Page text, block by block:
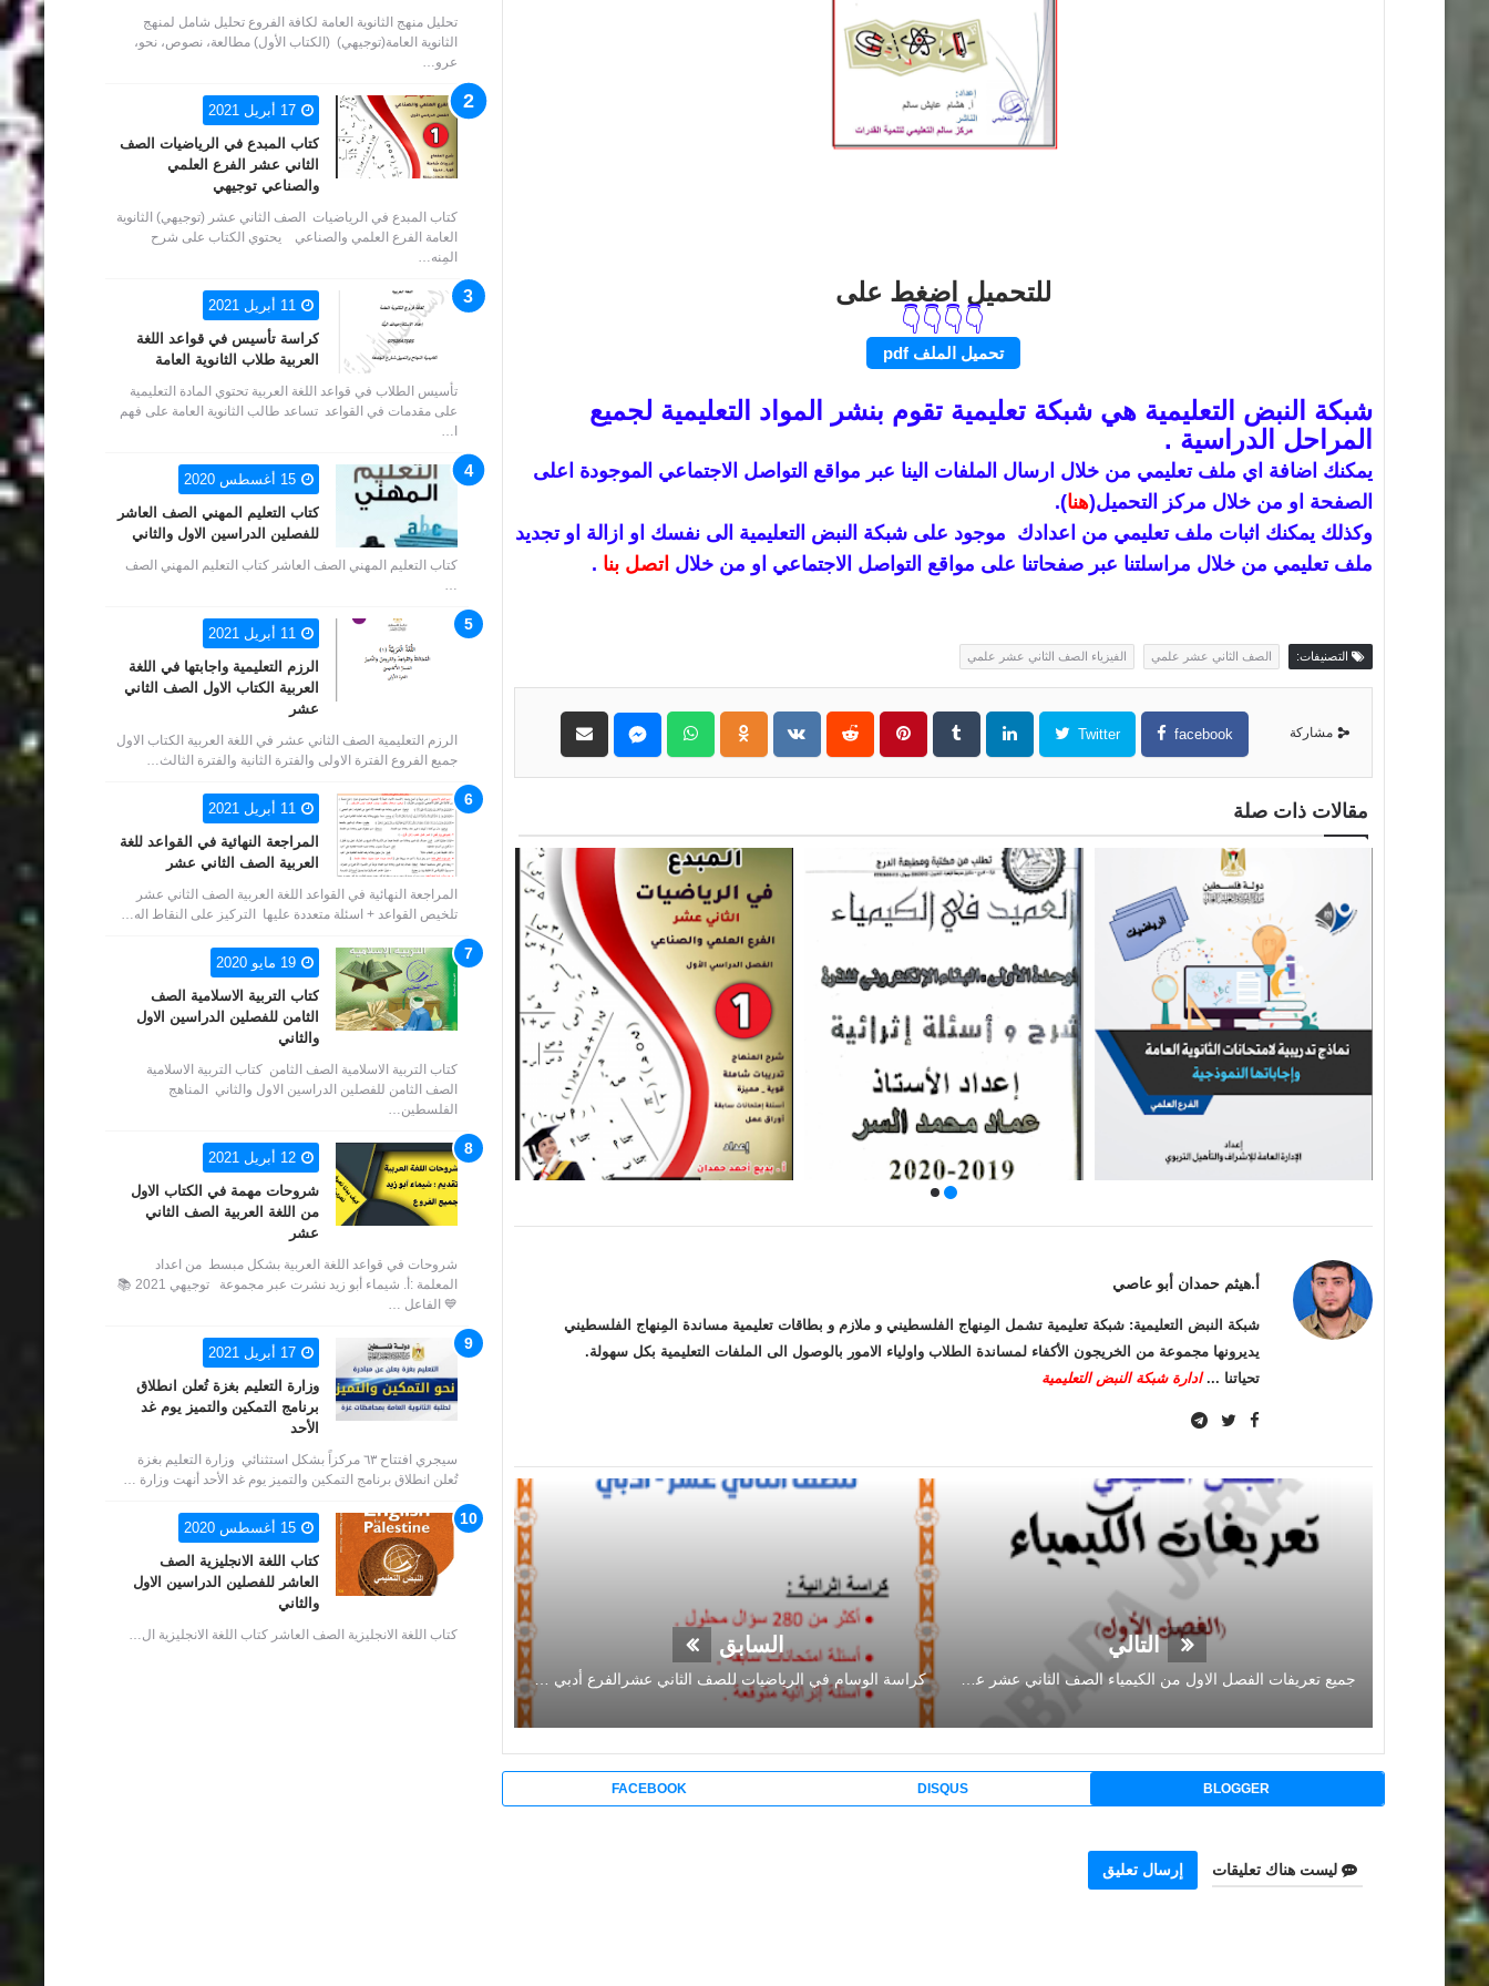
للتحميل اضغط على
👇👇👇👇
تحميل الملف pdf
شبكة النبض التعليمية هي شبكة تعليمية تقوم بنشر المواد التعليمية لجميع
المراحل الدراسية .
يمكنك اضافة اي ملف تعليمي من خلال ارسال الملفات الينا عبر مواقع التواصل الاجتماعي الموجودة اعلى
الصفحة او من خلال مركز التحميل(هنا).
وكذلك يمكنك اثبات ملف تعليمي من اعدادك موجود على شبكة النبض التعليمية الى نفسك او ازالة او تجديد
ملف تعليمي من خلال مراسلتنا عبر صفحاتنا على مواقع التواصل الاجتماعي او من خلال اتصل بنا .
التصنيفات: الصف الثاني عشر علمي الفيزياء الصف الثاني عشر علمي
مشاركة facebook
Twitter
مقالات ذات صلة
أ.هيثم حمدان أبو عاصي
شبكة النبض التعليمية: شبكة تعليمية تشمل المِنهاج الفلسطيني و ملازم و بطاقات تعليمية مساندة المِنهاج الفلسطيني
يديرونها مجموعة من الخريجون الأكفاء لمساندة الطلاب واولياء الامور بالوصول الى الملفات التعليمية بكل سهولة.
تحياتنا ...ادارة شبكة النبض التعليمية
التالي السابق
كراسة الوسام في الرياضيات للصف الثاني عشرالفرع أدبي وشرعي
BLOGGER
DISQUS
FACEBOOK
ليست هناك تعليقات إرسال تعليق
تحليل منهج الثانوية العامة لكافة الفروع تحليل شامل لمنهج
الثانوية العامة(توجيهي) (الكتاب الأول) مطالعة، نصوص، نحو،
عرو…
17 أبريل 2021
كتاب المبدع في الرياضيات الصف
الثاني عشر الفرع العلمي
والصناعي توجيهي
كتاب المبدع في الرياضيات الصف الثاني عشر (توجيهي) الثانوية
العامة الفرع العلمي والصناعي يحتوي الكتاب على شرح
المِنه…
11 أبريل 2021
كراسة تأسيس في قواعد اللغة
العربية طلاب الثانوية العامة
تأسيس الطلاب في قواعد اللغة العربية تحتوي المادة التعليمية
على مقدمات في القواعد تساعد طالب الثانوية العامة على فهم
ا…
15 أغسطس 2020
كتاب التعليم المهني الصف العاشر
للفصلين الدراسين الاول والثاني
كتاب التعليم المهني الصف العاشر كتاب التعليم المهني الصف
…
11 أبريل 2021
الرزم التعليمية واجابتها في اللغة
العربية الكتاب الاول الصف الثاني
عشر
الرزم التعليمية الصف الثاني عشر في اللغة العربية الكتاب الاول
جميع الفروع الفترة الاولى والفترة الثانية والفترة الثالث…
11 أبريل 2021
المراجعة النهائية في القواعد للغة
العربية الصف الثاني عشر
المراجعة النهائية في القواعد اللغة العربية الصف الثاني عشر
تلخيص القواعد + اسئلة متعددة عليها التركيز على النقاط اله…
19 مايو 2020
كتاب التربية الاسلامية الصف
الثامن للفصلين الدراسين الاول
والثاني
كتاب التربية الاسلامية الصف الثامن كتاب التربية الاسلامية
الصف الثامن للفصلين الدراسين الاول والثاني المناهج
الفلسطين…
12 أبريل 2021
شروحات مهمة في الكتاب الاول
من اللغة العربية الصف الثاني
عشر
شروحات في قواعد اللغة العربية بشكل مبسط من اعداد
المعلمة :أ. شيماء أبو زيد نشرت عبر مجموعة توجيهي 2021 📚
💙 الفاعل …
17 أبريل 2021
وزارة التعليم بغزة تُعلن انطلاق
برنامج التمكين والتميز يوم غد
الأحد
سيجري افتتاح ٦٣ مركزاً بشكل استثنائي وزارة التعليم بغزة
تُعلن انطلاق برنامج التمكين والتميز يوم غد الأحد أنهت وزارة …
15 أغسطس 2020
كتاب اللغة الانجليزية الصف
العاشر للفصلين الدراسين الاول
والثاني
كتاب اللغة الانجليزية الصف العاشر كتاب اللغة الانجليزية ال…